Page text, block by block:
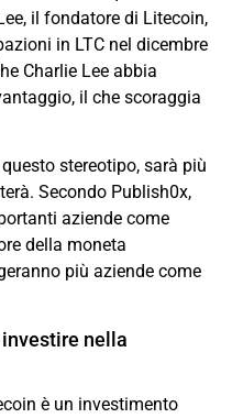
il fondatore di Litecoin,
in LTC nel dicembre
Charlie Lee abbia
il che scoraggia
stereotipo, sarà più
Secondo Publish0x,
aziende come
della moneta
più aziende come
nella
è un investimento